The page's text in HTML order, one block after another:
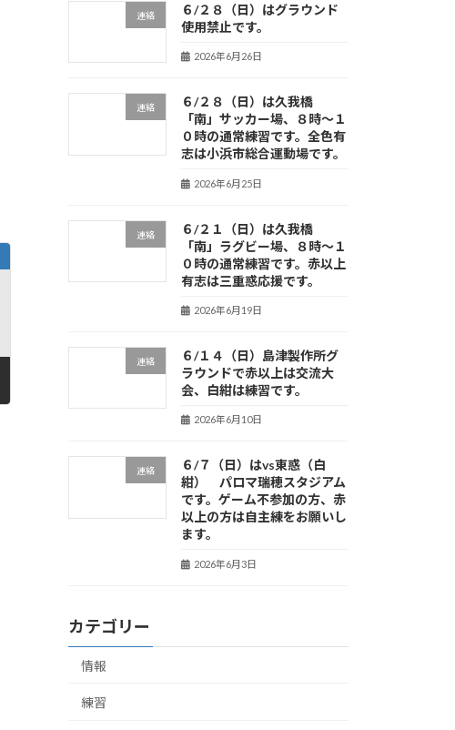
連絡
６/２８（日）はグラウンド
使用禁止です。
2026年6月26日
連絡
６/２８（日）は久我橋
「南」サッカー場、８時～１
０時の通常練習です。全色有
志は小浜市総合運動場です。
2026年6月25日
連絡
６/２１（日）は久我橋
「南」ラグビー場、８時～１
０時の通常練習です。赤以上
有志は三重惑応援です。
2026年6月19日
連絡
６/１４（日）島津製作所グ
ラウンドで赤以上は交流大
会、白紺は練習です。
2026年6月10日
連絡
６/７（日）はvs東惑（白
紺） パロマ瑞穂スタジアム
です。ゲーム不参加の方、赤
以上の方は自主練をお願いし
ます。
2026年6月3日
カテゴリー
情報
練習